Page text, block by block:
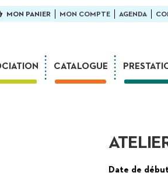
MON PANIER MON COMPTE AGENDA
CATALOGUE
Sur-
Date de